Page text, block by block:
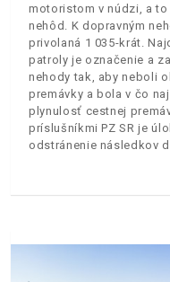
motoristom v núdzi, a
nehôd. K dopravným
privolaná 1 035-krát.
patroly je označenie a
nehody tak, aby neboli
premávky a bola v čo
plynulosť cestnej
príslušníkmi PZ SR je
odstránenie následkov